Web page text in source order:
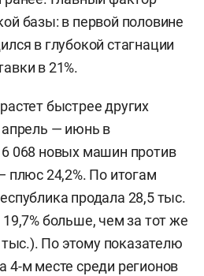
базы: в первой половине
в глубокой стагнации
в 21%.
быстрее других
апрель — июнь в
068 новых машин против
плюс 24,2%. По итогам
продала 28,5 тыс.
больше, чем за тот же
тыс.). По этому показателю
4-м месте среди регионов